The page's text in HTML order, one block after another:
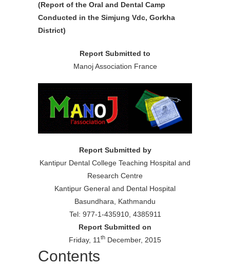
(Report of the Oral and Dental Camp
Conducted in the Simjung Vdc, Gorkha
District)
Report Submitted to
Manoj Association France
Report Submitted by
Kantipur Dental College Teaching Hospital and
Research Centre
Kantipur General and Dental Hospital
Basundhara, Kathmandu
Tel: 977-1-435910, 4385911
Report Submitted on
Friday, 11 th December, 2015
Contents